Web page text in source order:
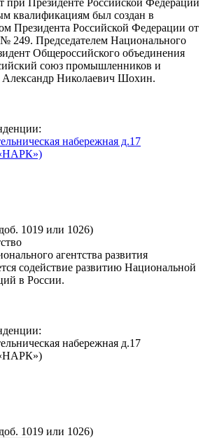
при Президенте Российской Федерации
квалификациям был создан в
Президента Российской Федерации от
№ 249. Председателем Национального
Общероссийского объединения
союз промышленников и
Александр Николаевич Шохин.
набережная д.17
1019 или 1026)
агентства развития
содействие развитию Национальной
в России.
набережная д.17
1019 или 1026)